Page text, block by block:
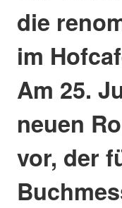
die
im
Am 25.
neuen
vor, der